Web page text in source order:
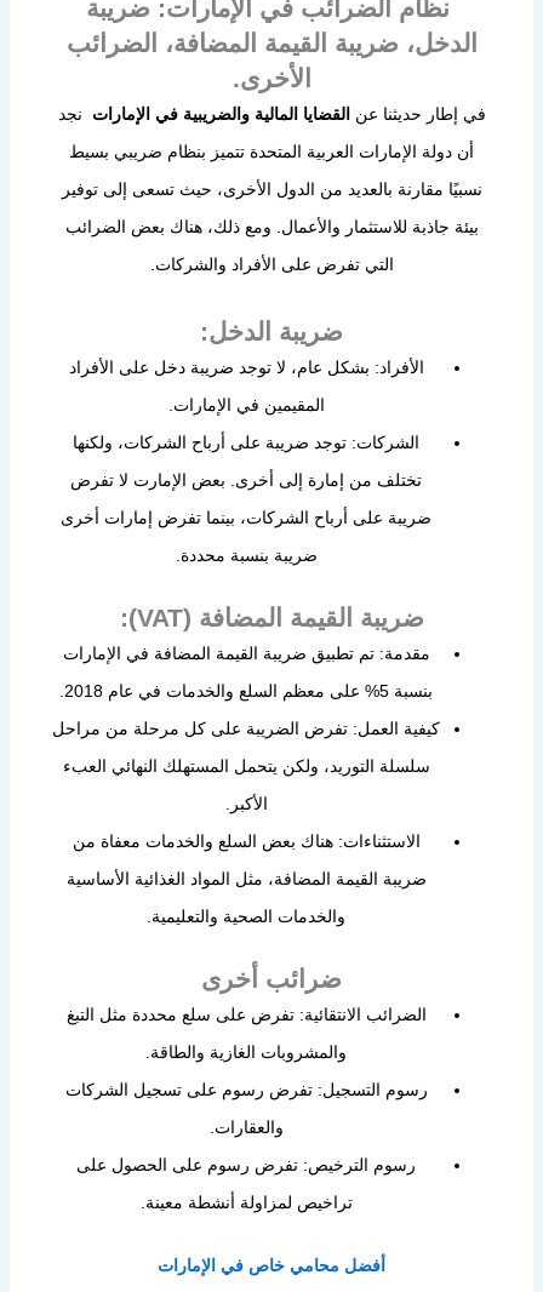
نظام الضرائب في الإمارات: ضريبة
الدخل، ضريبة القيمة المضافة، الضرائب
الأخرى.
في إطار حديثنا عن القضايا المالية والضريبية في الإمارات نجد
أن دولة الإمارات العربية المتحدة تتميز بنظام ضريبي بسيط
نسبيًا مقارنة بالعديد من الدول الأخرى، حيث تسعى إلى توفير
بيئة جاذبة للاستثمار والأعمال. ومع ذلك، هناك بعض الضرائب
التي تفرض على الأفراد والشركات.
ضريبة الدخل:
الأفراد: بشكل عام، لا توجد ضريبة دخل على الأفراد
المقيمين في الإمارات.
الشركات: توجد ضريبة على أرباح الشركات، ولكنها
تختلف من إمارة إلى أخرى. بعض الإمارت لا تفرض
ضريبة على أرباح الشركات، بينما تفرض إمارات أخرى
ضريبة بنسبة محددة.
ضريبة القيمة المضافة (VAT):
مقدمة: تم تطبيق ضريبة القيمة المضافة في الإمارات
بنسبة 5% على معظم السلع والخدمات في عام 2018.
كيفية العمل: تفرض الضريبة على كل مرحلة من مراحل
سلسلة التوريد، ولكن يتحمل المستهلك النهائي العبء
الأكبر.
الاستثناءات: هناك بعض السلع والخدمات معفاة من
ضريبة القيمة المضافة، مثل المواد الغذائية الأساسية
والخدمات الصحية والتعليمية.
ضرائب أخرى
الضرائب الانتقائية: تفرض على سلع محددة مثل التبغ
والمشروبات الغازية والطاقة.
رسوم التسجيل: تفرض رسوم على تسجيل الشركات
والعقارات.
رسوم الترخيص: تفرض رسوم على الحصول على
تراخيص لمزاولة أنشطة معينة.
أفضل محامي خاص في الإمارات